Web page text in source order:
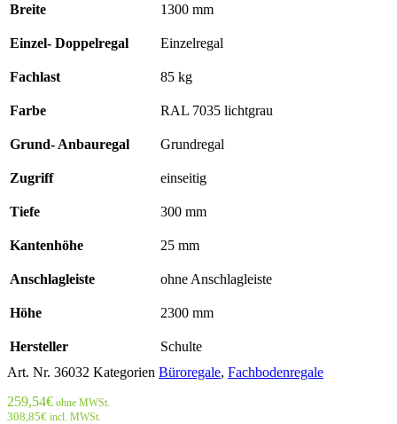
Breite 1300 mm
Einzel- Doppelregal Einzelregal
Fachlast 85 kg
Farbe RAL 7035 lichtgrau
Grund- Anbauregal Grundregal
Zugriff einseitig
Tiefe 300 mm
Kantenhöhe 25 mm
Anschlagleiste ohne Anschlagleiste
Höhe 2300 mm
Hersteller
Schulte
Art. Nr. 36032 Kategorien Büroregale, Fachbodenregale
259,54€ ohne MWSt.
308,85€ incl. MWSt.